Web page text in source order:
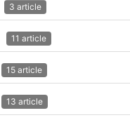
3 article
11 article
15 article
13 article